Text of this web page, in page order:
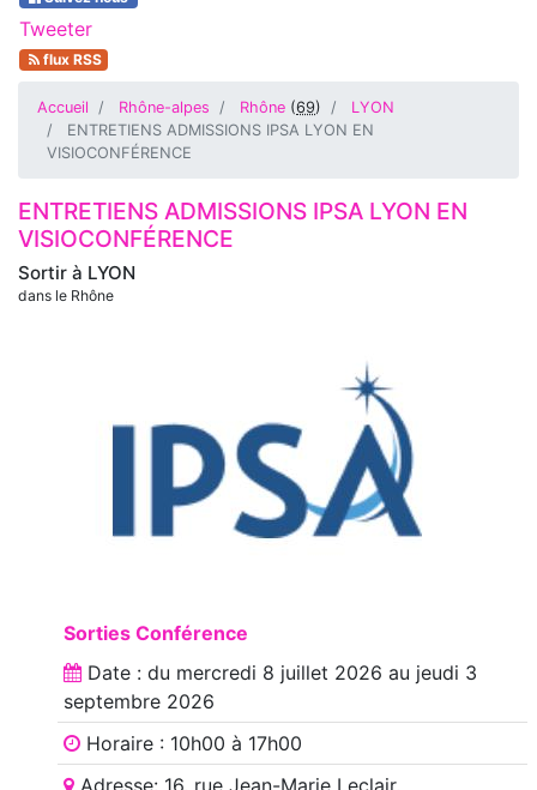
Tweeter
flux RSS
Accueil Rhône-alpes Rhône (69)
LYON
ENTRETIENS ADMISSIONS IPSA LYON EN
VISIOCONFÉRENCE
Sortir à LYON
dans le Rhône
ENTRETIENS ADMISSIONS IPSA LYON EN
VISIOCONFÉRENCE
Sorties Conférence
Date : du mercredi 8 juillet 2026 au jeudi 3
septembre 2026
Horaire : 10h00 à 17h00
Adresse: 16, rue Jean-Marie Leclair,